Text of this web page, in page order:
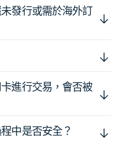
發行或需於海外訂
進行交易，會否被
中是否安全？